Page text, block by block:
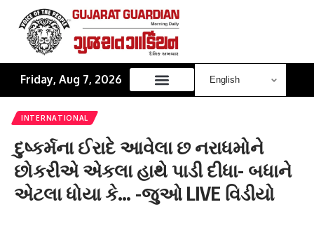
Friday, Aug 7, 2026
INTERNATIONAL
દુષ્કર્મના ઈરાદે આવેલા છ નરાધમોને
છોકરીએ એકલા હાથે પાડી દીધા- બધાને
એટલા ધોયા કે… -જુઓ LIVE વિડીયો